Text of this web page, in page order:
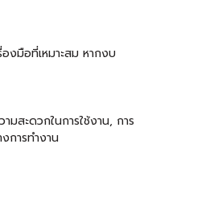
งมือที่เหมาะสม หากงบ
สะดวกในการใช้งาน, การ
การทำงาน